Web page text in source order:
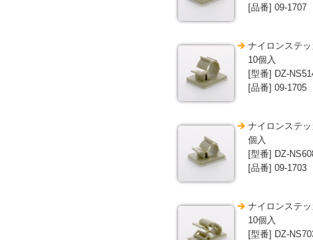
[品番] 09-1707
ナイロンステ
10個入
[型番] DZ-
[品番] 09-1705
ナイロンステ
個入
[型番] DZ-
[品番] 09-1703
ナイロンステ
10個入
[型番] DZ-